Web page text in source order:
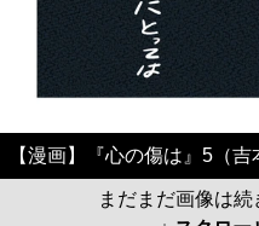
【漫画】『心の傷は』5（吉
まだまだ画像は続